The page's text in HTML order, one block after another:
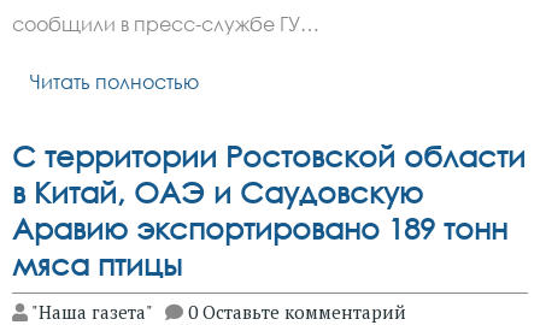
сообщили в пресс-службе ГУ…
Читать полностью
С территории Ростовской области
в Китай, ОАЭ и Саудовскую
Аравию экспортировано 189 тонн
мяса птицы
"Наша газета" 0 Оставьте комментарий